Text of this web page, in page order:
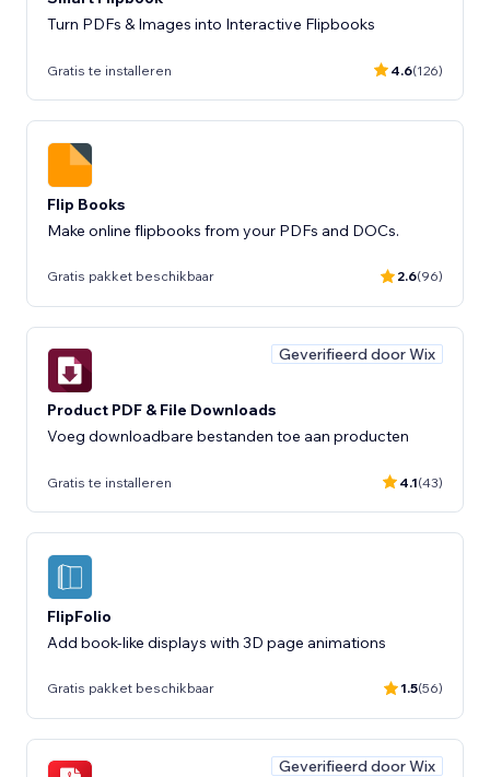
Turn PDFs & Images into Interactive Flipbooks
Gratis te installeren 4.6(126)
Flip Books
Make online flipbooks from your PDFs and DOCs.
Gratis pakket beschikbaar 2.6(96)
Geverifieerd door Wix
Product PDF & File Downloads
Voeg downloadbare bestanden toe aan producten
Gratis te installeren 4.1(43)
FlipFolio
Add book-like displays with 3D page animations
Gratis pakket beschikbaar 1.5(56)
Geverifieerd door Wix